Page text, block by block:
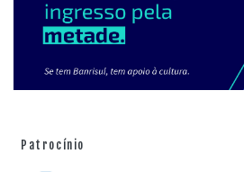
Patrocínio